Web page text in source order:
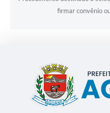
firmar convênio